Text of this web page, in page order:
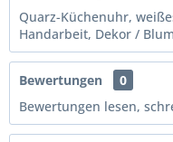
Quarz-Küchenuhr,
Handarbeit, Dekor /
Bewertungen
0
Bewertungen lesen,